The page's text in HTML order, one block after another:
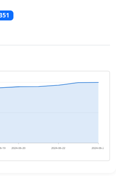
19 2024-06-20 2024-06-22 2024-06-24